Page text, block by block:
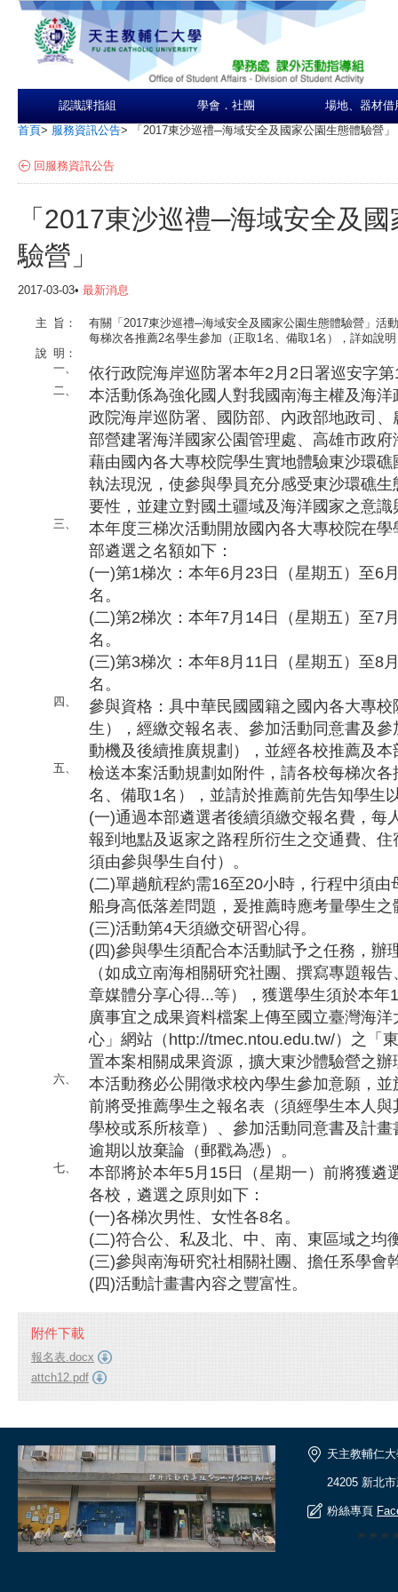
認識課指組 學會．社團 場地、器材借
首頁> 服務資訊公告> 「2017東沙巡禮─海域安全及國家公園生態體驗營」
回服務資訊公告
「2017東沙巡禮─海域安全及
驗營」
2017-03-03• 最新消息
主 旨：
有關「2017東沙巡禮─海域安全及國家公園生態體驗營」活
每梯次各推薦2名學生參加（正取1名、備取1名），詳如說
說 明：
一、
依行政院海岸巡防署本年2月2日署巡安字
二、
本活動係為強化國人對我國南海主權及海
政院海岸巡防署、國防部、內政部地政司
部營建署海洋國家公園管理處、高雄市政
藉由國內各大專校院學生實地體驗東沙環
執法現況，使參與學員充分感受東沙環礁
要性，並建立對國土疆域及海洋國家之意識
三、
本年度三梯次活動開放國內各大專校院在
部遴選之名額如下：
(一)第1梯次：本年6月23日（星期五）至6
名。
(二)第2梯次：本年7月14日（星期五）至7
名。
(三)第3梯次：本年8月11日（星期五）至8
名。
四、
參與資格：具中華民國國籍之國內各大專
生），經繳交報名表、參加活動同意書及
動機及後續推廣規劃），並經各校推薦及
五、
檢送本案活動規劃如附件，請各校每梯次
名、備取1名），並請於推薦前先告知學生
(一)通過本部遴選者後續須繳交報名費，每
報到地點及返家之路程所衍生之交通費、
須由參與學生自付）。
(二)單趟航程約需16至20小時，行程中須
船身高低落差問題，爰推薦時應考量學生之
(三)活動第4天須繳交研習心得。
(四)參與學生須配合本活動賦予之任務，辦
（如成立南海相關研究社團、撰寫專題報
章媒體分享心得...等），獲選學生須於本年
廣事宜之成果資料檔案上傳至國立臺灣海
心」網站（http://tmec.ntou.edu.tw/）之「
置本案相關成果資源，擴大東沙體驗營之辦
六、
本活動務必公開徵求校內學生參加意願，
前將受推薦學生之報名表（須經學生本人
學校或系所核章）、參加活動同意書及計
逾期以放棄論（郵戳為憑）。
七、
本部將於本年5月15日（星期一）前將獲遴
各校，遴選之原則如下：
(一)各梯次男性、女性各8名。
(二)符合公、私及北、中、南、東區域之均
(三)參與南海研究社相關社團、擔任系學會
(四)活動計畫書內容之豐富性。
附件下載
報名表.docx
attch12.pdf
天主教輔仁
24205 新北
粉絲專頁